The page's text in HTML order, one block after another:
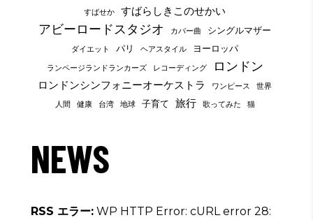
すばせか
すばらしきこのせかい
アビーロードスタジオ カバー曲 シングルマザー
ダイエット パリ ヘアスタイル ヨーロッパ
ランページランドランカーズ レコーディング ロンドン
ロンドンシンフォニーオーケストラ ワンピース
世界
人間
健康 台湾 地球 子育て 旅行 歌ってみた 猫
NEWS
RSS エラー: WP HTTP Error: cURL error 28: